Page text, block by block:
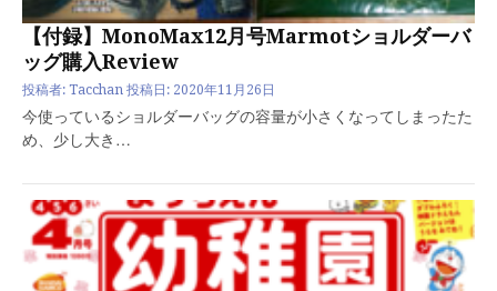
【付録】MonoMax12月号Marmotショルダーバ
ッグ購入Review
投稿者: Tacchan 投稿日: 2020年11月26日
今使っているショルダーバッグの容量が小さくなってしまったた
め、少し大き…